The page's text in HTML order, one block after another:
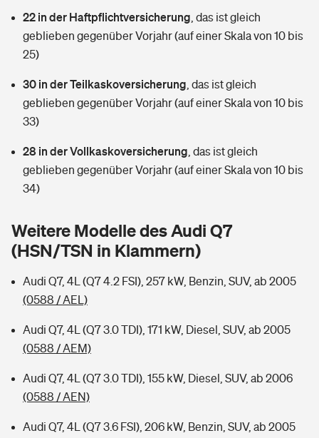
Wer versichert was: Jetzt Versicherer finden
Sie haben Fragen?
Mietkautionsversicherung
Restkreditversicherung
Zur Übersicht
Tools
Wer versichert was: Jetzt Versicherer finden
Sie haben Fragen?
Kinderinvalidität
Hundehalter-Haftpflicht
Handyversicherung
Musikinstrumentenversicherung
Zur Übersicht
Kinderunfall-Check: Mehr Sicherheit für deine Kids
Typklassen: So ist Ihr Auto eingestuft
Tierkrankenversicherung
Zur Übersicht
Tools
Wer versichert was: Jetzt Versicherer finden
Sie haben Fragen?
Rentenrechner: Wie viel Geld bekomme ich im Alter?
22 in der Haftpflichtversicherung das ist gleich
geblieben gegenüber Vorjahr (auf einer Skala von 10 bis
25)
30 in der Teilkaskoversicherung das ist gleich
geblieben gegenüber Vorjahr (auf einer Skala von 10 bis
33)
28 in der Vollkaskoversicherung das ist gleich
geblieben gegenüber Vorjahr (auf einer Skala von 10 bis
34)
Weitere Modelle des Audi Q7
(HSN/TSN in Klammern)
Audi Q7, 4L (Q7 4.2 FSI), 257 kW, Benzin, SUV, ab 2005
(0588 / AEL)
Audi Q7, 4L (Q7 3.0 TDI), 171 kW, Diesel, SUV, ab 2005
(0588 / AEM)
Audi Q7, 4L (Q7 3.0 TDI), 155 kW, Diesel, SUV, ab 2006
(0588 / AEN)
Audi Q7, 4L (Q7 3.6 FSI), 206 kW, Benzin, SUV, ab 2005